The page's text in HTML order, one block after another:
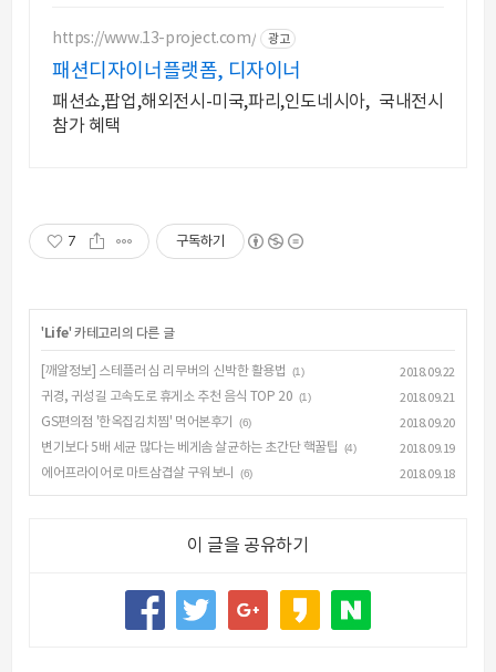
https://www.13-project.com/ 광고
패션디자이너플랫폼, 디자이너
패션쇼,팝업,해외전시-미국,파리,인도네시아, 국내전시
참가 혜택
7 구독하기
' Life' 카테고리의 다른 글
[깨알정보] 스테플러 심 리무버의 신박한 활용법 (1)
2018.09.22
귀경, 귀성길 고속도로 휴게소 추천 음식 TOP 20 (1)
2018.09.21
GS편의점 '한옥집김치찜' 먹어본후기
(6)
2018.09.20
변기보다 5배 세균 많다는 베게솜 살균하는 초간단 핵꿀팁
(4)
2018.09.19
에어프라이어로 마트삼겹살 구워보니
(6) 2018.09.18
이 글을 공유하기